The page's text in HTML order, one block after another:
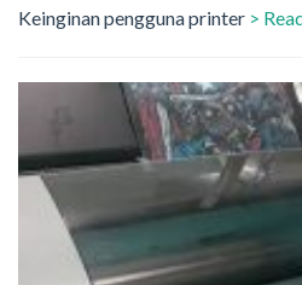
Keinginan pengguna printer >